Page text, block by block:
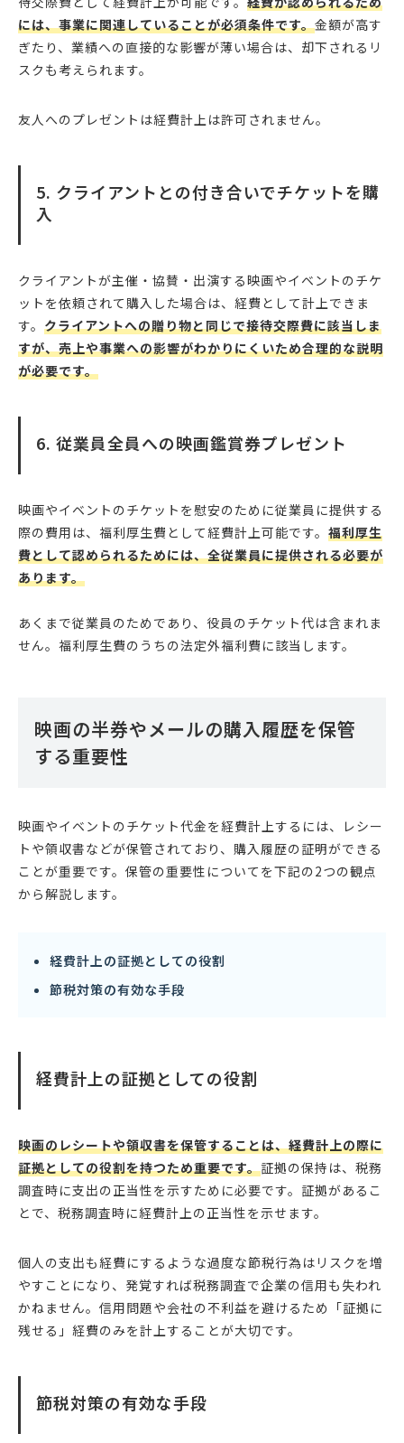
には、事業に関連していることが必須条件です。金額が高す
ぎたり、業績への直接的な影響が薄い場合は、却下されるリ
スクも考えられます。
友人へのプレゼントは経費計上は許可されません。
5. クライアントとの付き合いでチケットを購
入
クライアントが主催・協賛・出演する映画やイベントのチケ
ットを依頼されて購入した場合は、経費として計上できま
す。 クライアントへの贈り物と同じで接待交際費に該当しま
すが、売上や事業への影響がわかりにくいため合理的な説明
が必要です。
6. 従業員全員への映画鑑賞券プレゼント
映画やイベントのチケットを慰安のために従業員に提供する
際の費用は、福利厚生費として経費計上可能です。 福利厚生
費として認められるためには、全従業員に提供される必要が
あります。
あくまで従業員のためであり、役員のチケット代は含まれま
せん。福利厚生費のうちの法定外福利費に該当します。
映画の半券やメールの購入履歴を保管
する重要性
映画やイベントのチケット代金を経費計上するには、レシー
トや領収書などが保管されており、購入履歴の証明ができる
ことが重要です。保管の重要性についてを下記の2つの観点
から解説します。
経費計上の証拠としての役割
節税対策の有効な手段
経費計上の証拠としての役割
映画のレシートや領収書を保管することは、経費計上の際に
証拠としての役割を持つため重要です。証拠の保持は、税務
調査時に支出の正当性を示すために必要です。証拠があるこ
とで、税務調査時に経費計上の正当性を示せます。
個人の支出も経費にするような過度な節税行為はリスクを増
やすことになり、発覚すれば税務調査で企業の信用も失われ
かねません。信用問題や会社の不利益を避けるため「証拠に
残せる」経費のみを計上することが大切です。
節税対策の有効な手段